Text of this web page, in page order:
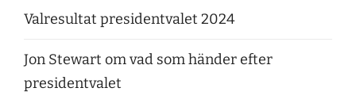
Valresultat presidentvalet 2024
Jon Stewart om vad som händer efter
presidentvalet